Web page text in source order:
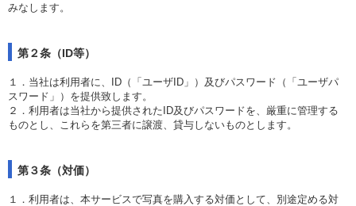
みなします。
第２条（ID等）
１．当社は利用者に、ID（「ユーザID」）及びパスワード（「ユーザパ
スワード」）を提供致します。
２．利用者は当社から提供されたID及びパスワードを、厳重に管理する
ものとし、これらを第三者に譲渡、貸与しないものとします。
第３条（対価）
１．利用者は、本サービスで写真を購入する対価として、別途定める対